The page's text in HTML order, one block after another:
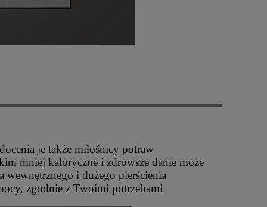
je także miłośnicy potraw
mniej kaloryczne i zdrowsze danie może
wewnętrznego i dużego pierścienia
zgodnie z Twoimi potrzebami.